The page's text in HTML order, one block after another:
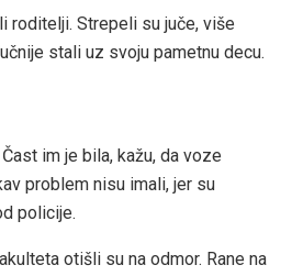
roditelji. Strepeli su juče, više
stali uz svoju pametnu decu.
im je bila, kažu, da voze
problem nisu imali, jer su
policije.
otišli su na odmor. Rane na